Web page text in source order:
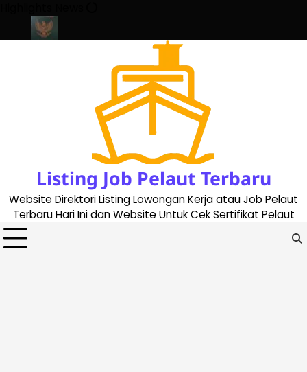
content
Listing Job Pelaut Terbaru
Website Direktori Listing Lowongan Kerja atau Job Pelaut
Terbaru Hari Ini dan Website Untuk Cek Sertifikat Pelaut